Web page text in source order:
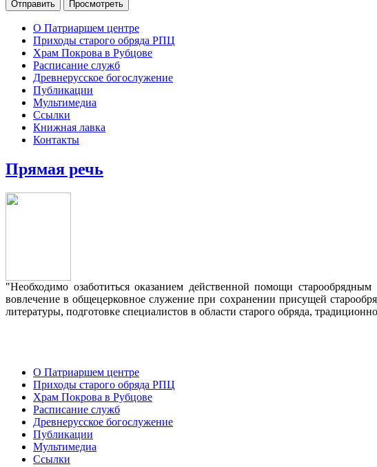
О Патриаршем центре
Приходы старого обряда РПЦ
Храм Покрова в Рубцове
Расписание служб
Древнерусское богослужение
Публикации
Мультимедиа
Ссылки
Книжная лавка
Контакты
Прямая речь
"Необходимо озаботиться оказанием действенной помощи
вовлечение в общецерковное служение при сохранении присущей
литературы, подготовке специалистов в области старого обряда,
О Патриаршем центре
Приходы старого обряда РПЦ
Храм Покрова в Рубцове
Расписание служб
Древнерусское богослужение
Публикации
Мультимедиа
Ссылки